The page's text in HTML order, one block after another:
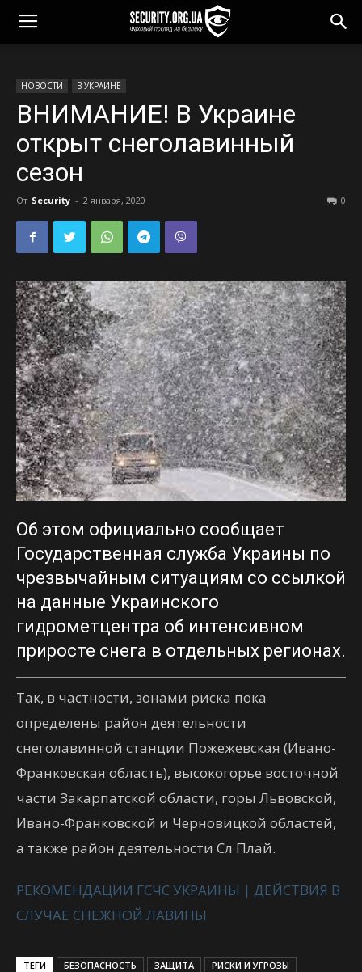
НОВОСТИ В УКРАИНЕ
ВНИМАНИЕ! В Украине
открыт снеголавинный
сезон
От Security - 2 января, 2020 0
Об этом официально сообщает
Государственная служба Украины по
чрезвычайным ситуациям со ссылкой
на данные Украинского
гидрометцентра об интенсивном
приросте снега в отдельных регионах.
Так, в частности, зонами риска пока
определены район деятельности
снеголавинной станции Пожежевская (Ивано-
Франковская область), высокогорье восточной
части Закарпатской области, горы Львовской,
Ивано-Франковской и Черновицкой областей,
а также район деятельности Сл Плай.
РЕКОМЕНДАЦИИ ГСЧС УКРАИНЫ | ДЕЙСТВИЯ В
СЛУЧАЕ СНЕЖНОЙ ЛАВИНЫ
ТЕГИ БЕЗОПАСНОСТЬ ЗАЩИТА РИСКИ И УГРОЗЫ